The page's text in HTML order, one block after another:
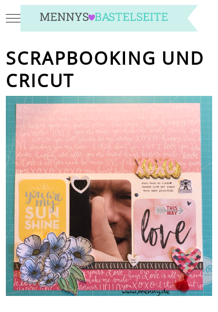
Mobile Menu Toggle
SCRAPBOOKING UND
CRICUT